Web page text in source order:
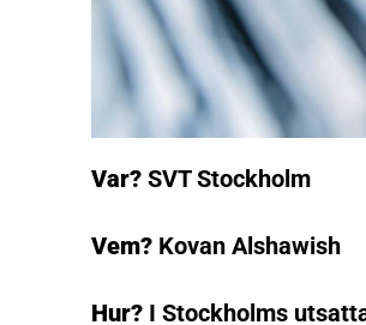
Var? SVT Stockholm
Vem? Kovan Alshawish
Hur? I Stockholms